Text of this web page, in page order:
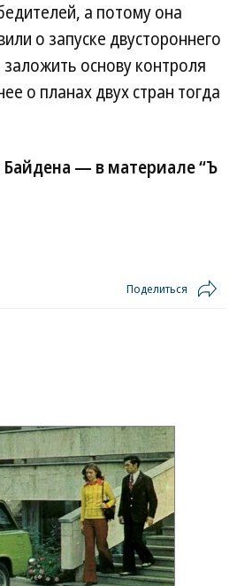
а потому она
о запуске двустороннего
заложить основу контроля
о планах двух стран тогда
— в материале “Ъ
Поделиться